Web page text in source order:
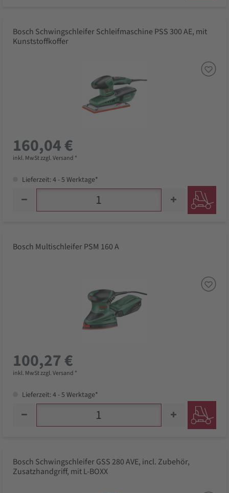
Bosch Schwingschleifer Schleifmaschine PSS 300 AE, mit
Kunststoffkoffer
160,04 €
inkl. MwSt zzgl. Versand *
Lieferzeit: 4 - 5 Werktage*
Bosch Multischleifer PSM 160 A
100,27 €
inkl. MwSt zzgl. Versand *
Lieferzeit: 4 - 5 Werktage*
Bosch Schwingschleifer GSS 280 AVE, incl. Zubehör,
Zusatzhandgriff, mit L-BOXX